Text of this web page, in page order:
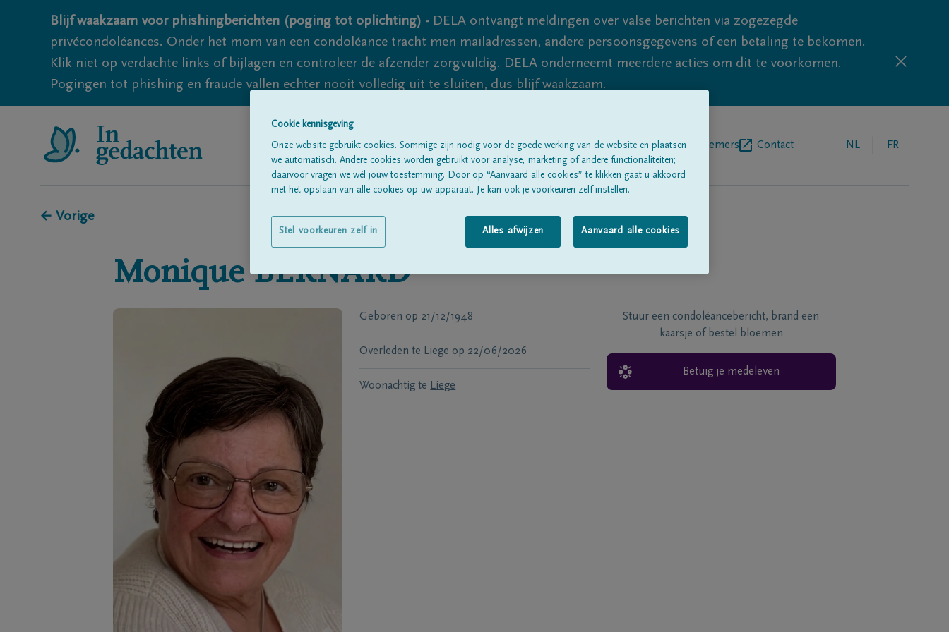
Blijf waakzaam voor phishingberichten (poging tot oplichting) - DELA ontvangt meldingen over valse berichten via zogezegde
privécondoléances. Onder het mom van een condoléance tracht men mailadressen, andere persoonsgegevens of een betaling te bekomen.
Klik niet op verdachte links of bijlagen en controleer de afzender zorgvuldig. DELA onderneemt meerdere acties om dit te voorkomen.
Pogingen tot phishing en fraude vallen echter nooit volledig uit te sluiten, dus blijf waakzaam.
Alle rouwberichtenOver onsBegrafenisondernemers Contact NL FR
← Vorige
Monique BERNARD
Geboren op 21/12/1948
Overleden te Liege op 22/06/2026
Woonachtig te Liege
Stuur een condoléancebericht, brand een
kaarsje of bestel bloemen
Betuig je medeleven
Cookie kennisgeving
Onze website gebruikt cookies. Sommige zijn nodig voor de goede werking van de website en plaatsen
we automatisch. Andere cookies worden gebruikt voor analyse, marketing of andere functionaliteiten;
daarvoor vragen we wél jouw toestemming. Door op “Aanvaard alle cookies” te klikken gaat u akkoord
met het opslaan van alle cookies op uw apparaat. Je kan ook je voorkeuren zelf instellen.
Alles afwijzen Aanvaard alle cookies
Stel voorkeuren zelf in